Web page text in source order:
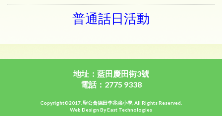
普通話日活動
地址：藍田慶田街3號
電話：2775 9338
Copyright©2017. 聖公會德田李兆強小學, All Rights Reserved.
Web Design By East Technologies